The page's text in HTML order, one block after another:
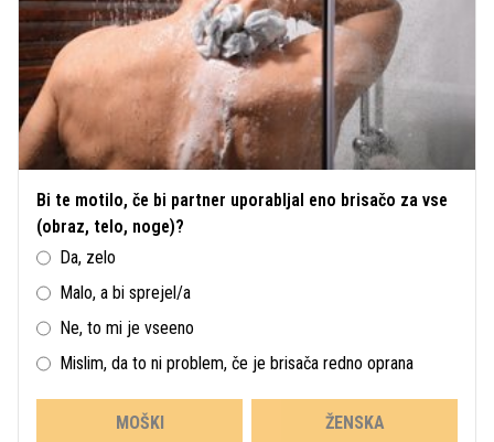
Bi te motilo, če bi partner uporabljal eno brisačo za vse
(obraz, telo, noge)?
Da, zelo
Malo, a bi sprejel/a
Ne, to mi je vseeno
Mislim, da to ni problem, če je brisača redno oprana
MOŠKI ŽENSKA